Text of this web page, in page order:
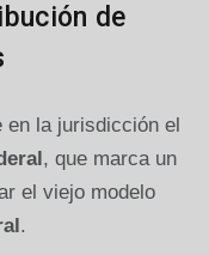
de
en la jurisdicción el
, que marca un
el viejo modelo
.